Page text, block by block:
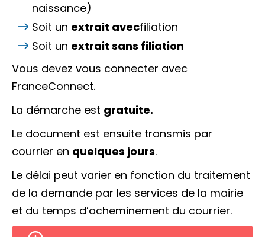
naissance)
Soit un extrait avecfiliation
Soit un extrait sans filiation
Vous devez vous connecter avec
FranceConnect.
La démarche est gratuite.
Le document est ensuite transmis par
courrier en quelques jours.
Le délai peut varier en fonction du traitement
de la demande par les services de la mairie
et du temps d’acheminement du courrier.